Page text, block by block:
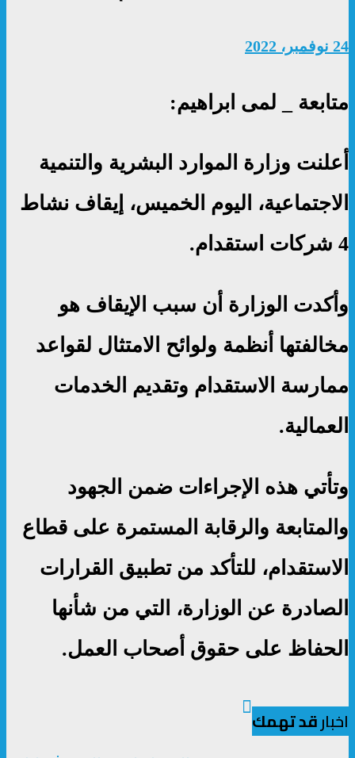
24 نوفمبر، 2022
متابعة _ لمى ابراهيم:
أعلنت وزارة الموارد البشرية والتنمية
الاجتماعية، اليوم الخميس، إيقاف نشاط
4 شركات استقدام.
وأكدت الوزارة أن سبب الإيقاف هو
مخالفتها أنظمة ولوائح الامتثال لقواعد
ممارسة الاستقدام وتقديم الخدمات
العمالية.
وتأتي هذه الإجراءات ضمن الجهود
والمتابعة والرقابة المستمرة على قطاع
الاستقدام، للتأكد من تطبيق القرارات
الصادرة عن الوزارة، التي من شأنها
الحفاظ على حقوق أصحاب العمل.
اخبارقد تهمك